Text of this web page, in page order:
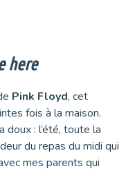
here
Pink Floyd, cet
fois à la maison.
doux : l’été, toute la
du repas du midi qui
mes parents qui